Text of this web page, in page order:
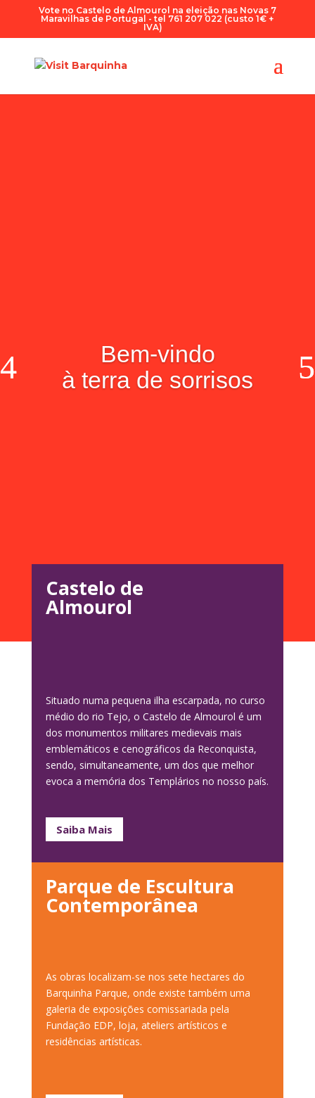
Vote no Castelo de Almourol na eleição nas Novas 7
Maravilhas de Portugal - tel 761 207 022 (custo 1€ +
IVA)
Bem-vindo
à terra de sorrisos
Castelo de
Almourol
Situado numa pequena ilha escarpada, no curso
médio do rio Tejo, o Castelo de Almourol é um
dos monumentos militares medievais mais
emblemáticos e cenográficos da Reconquista,
sendo, simultaneamente, um dos que melhor
evoca a memória dos Templários no nosso país.
Saiba Mais
Parque de Escultura
Contemporânea
As obras localizam-se nos sete hectares do
Barquinha Parque, onde existe também uma
galeria de exposições comissariada pela
Fundação EDP, loja, ateliers artísticos e
residências artísticas.